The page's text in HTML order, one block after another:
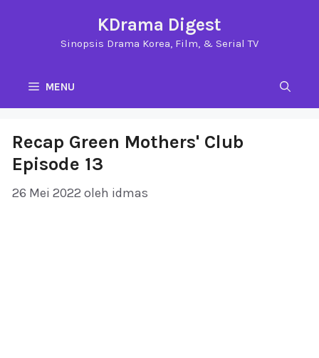
KDrama Digest
Sinopsis Drama Korea, Film, & Serial TV
MENU
Recap Green Mothers' Club
Episode 13
26 Mei 2022 oleh idmas